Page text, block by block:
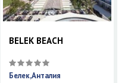
BELEK BEACH
Белек,Анталия